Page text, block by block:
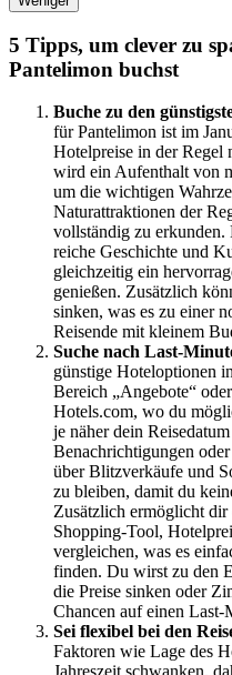
5 Tipps, um clever zu
Pantelimon buchst
Buche zu den
für Pantelimon ist im
Hotelpreise in der Regel
wird ein Aufenthalt von
um die wichtigen
Naturattraktionen der
vollständig zu erkunden.
reiche Geschichte und
gleichzeitig ein
genießen. Zusätzlich
sinken, was es zu einer
Reisende mit kleinem
Suche nach Last-
günstige Hoteloptionen
Bereich „Angebote“
Hotels.com, wo du
je näher dein
Benachrichtigungen
über Blitzverkäufe und
zu bleiben, damit du
Zusätzlich ermöglicht dir
Shopping-Tool,
vergleichen, was es
finden. Du wirst zu den
die Preise sinken oder
Chancen auf einen
Sei flexibel bei den
Faktoren wie Lage des